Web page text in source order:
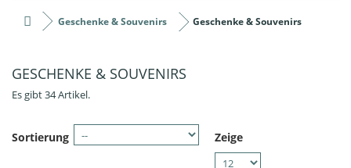
Geschenke & Souvenirs Geschenke & Souvenirs
GESCHENKE & SOUVENIRS
Es gibt 34 Artikel.
Sortierung Zeige